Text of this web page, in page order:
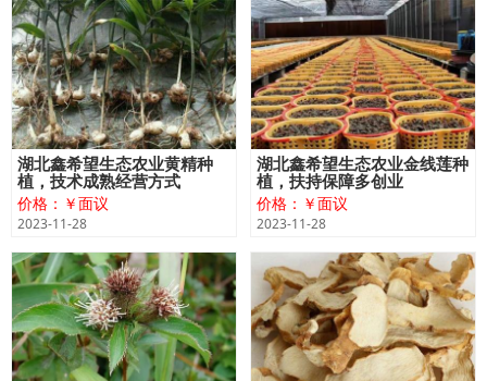
湖北鑫希望生态农业黄精种
植，技术成熟经营方式
价格：￥面议
2023-11-28
湖北鑫希望生态农业金线莲种
植，扶持保障多创业
价格：￥面议
2023-11-28